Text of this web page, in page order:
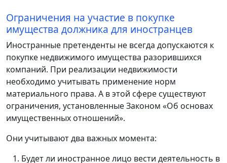
Ограничения на участие в покупке
имущества должника для иностранцев
Иностранные претенденты не всегда допускаются к
покупке недвижимого имущества разорившихся
компаний. При реализации недвижимости
необходимо учитывать применение норм
материального права. А в этой сфере существуют
ограничения, установленные Законом «Об основах
имущественных отношений».
Они учитывают два важных момента:
Будет ли иностранное лицо вести деятельность в